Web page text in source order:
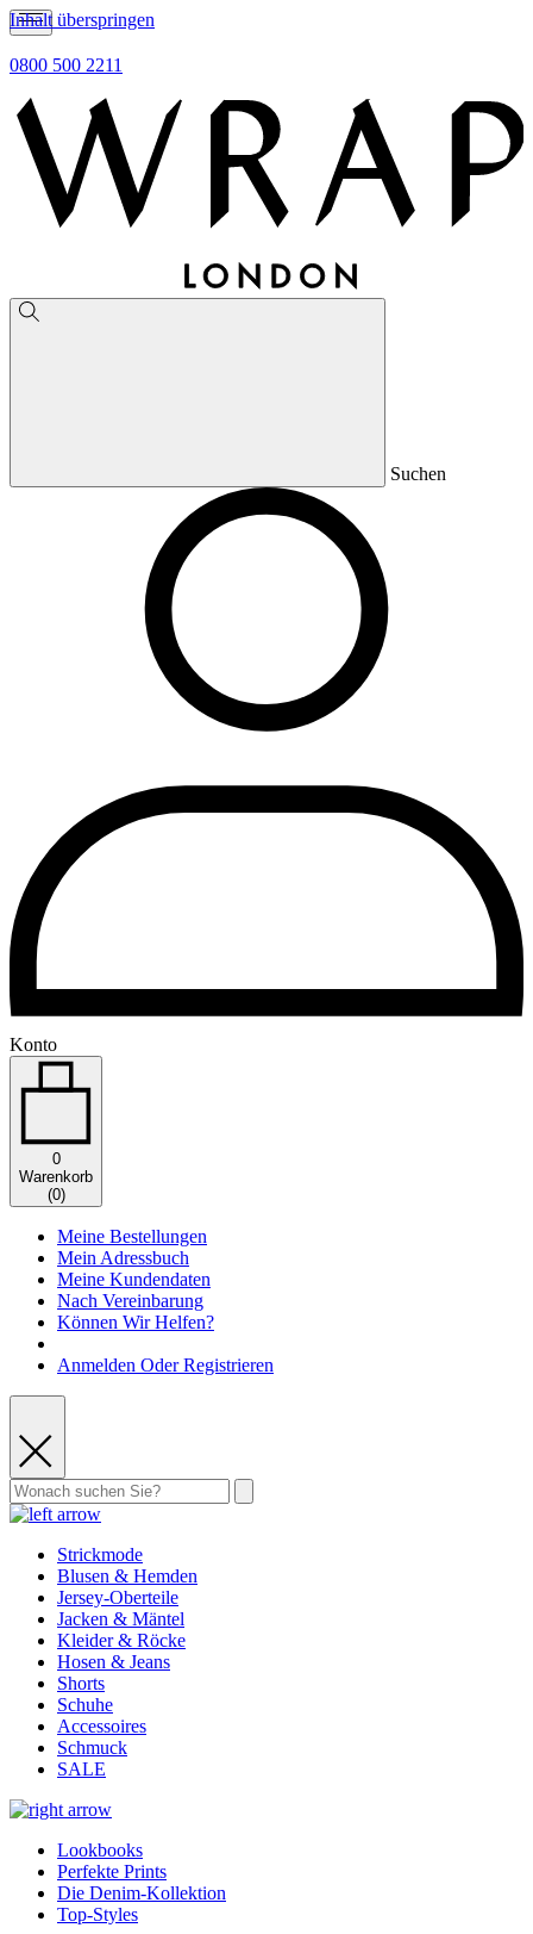
Inhalt überspringen
0800 500 2211
Suchen
Konto
0
Warenkorb
(0)
Meine Bestellungen
Mein Adressbuch
Meine Kundendaten
Nach Vereinbarung
Können Wir Helfen?
Anmelden Oder Registrieren
Strickmode
Blusen & Hemden
Jersey-Oberteile
Jacken & Mäntel
Kleider & Röcke
Hosen & Jeans
Shorts
Schuhe
Accessoires
Schmuck
SALE
Lookbooks
Perfekte Prints
Die Denim-Kollektion
Top-Styles